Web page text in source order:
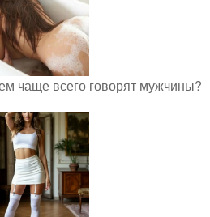
чаще всего говорят мужчины?